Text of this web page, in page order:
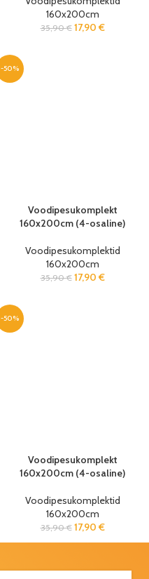
160x200cm
35,90€ 17,90 €
-50%
Voodipesukomplekt
160x200cm (4-osaline)
Voodipesukomplektid
160x200cm
35,90€ 17,90 €
-50%
Voodipesukomplekt
160x200cm (4-osaline)
Voodipesukomplektid
160x200cm
35,90€ 17,90 €